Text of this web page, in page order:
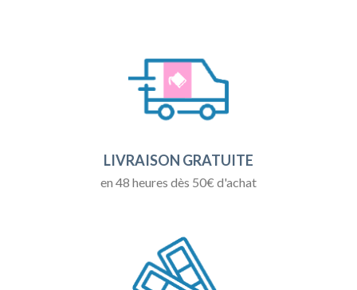
LIVRAISON GRATUITE
en 48 heures dès 50€ d'achat